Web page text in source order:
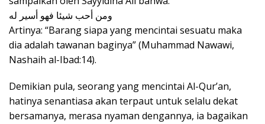
ومن أحب شيئا فهو أسير له
Artinya: “Barang siapa yang mencintai sesuatu maka
dia adalah tawanan baginya” (Muhammad Nawawi,
Nashaih al-Ibad:14).
Demikian pula, seorang yang mencintai Al-Qur’an,
hatinya senantiasa akan terpaut untuk selalu dekat
bersamanya, merasa nyaman dengannya, ia bagaikan